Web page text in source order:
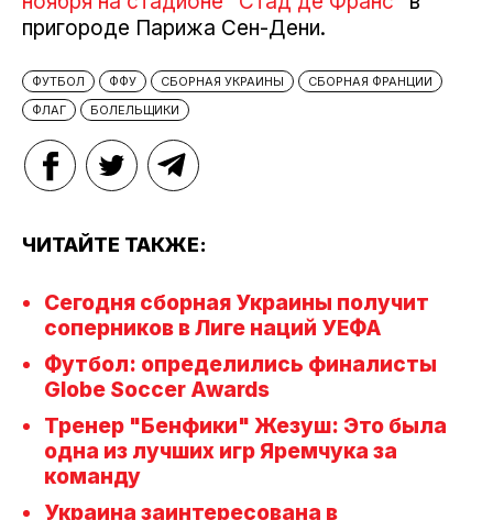
пригороде Парижа Сен-Дени.
ФУТБОЛ ФФУ СБОРНАЯ УКРАИНЫ
СБОРНАЯ ФРАНЦИИ
ФЛАГ
БОЛЕЛЬЩИКИ
ЧИТАЙТЕ ТАКЖЕ:
Сегодня сборная Украины получит
соперников в Лиге наций УЕФА
Футбол: определились финалисты
Globe Soccer Awards
Тренер "Бенфики" Жезуш: Это была
одна из лучших игр Яремчука за
команду
Украина заинтересована в